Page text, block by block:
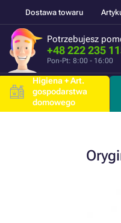
Dostawa towaru
Potrzebujesz
+48 222 235
Pon-Pt: 8:00 - 16:00
Higiena + Art.
gospodarstwa
domowego